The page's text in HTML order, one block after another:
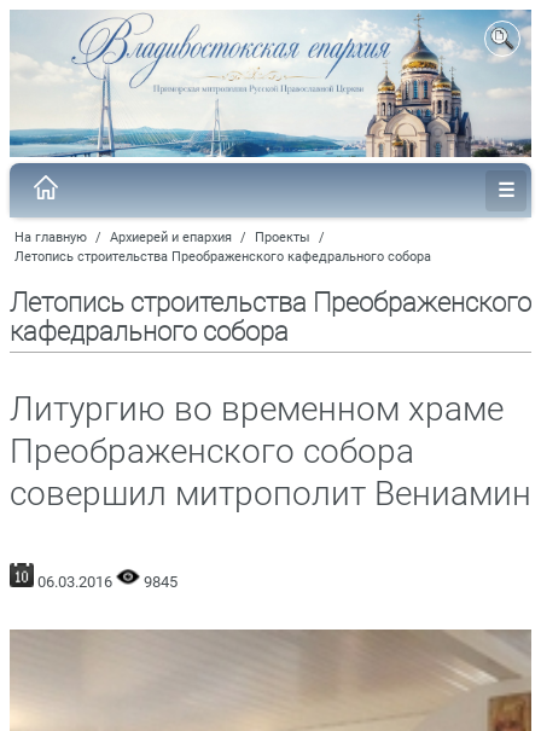
На главную / Архиерей и епархия / Проекты
/
Летопись строительства Преображенского кафедрального собора
Летопись строительства Преображенского
кафедрального собора
Литургию во временном храме
Преображенского собора
совершил митрополит Вениамин
06.03.2016 9845